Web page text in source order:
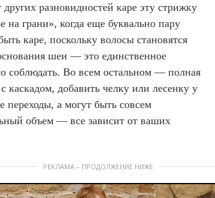
разновидностей каре эту стрижку
на грани», когда еще буквально пару
каре, поскольку волосы становятся
шеи — это единственное
соблюдать. Во всем остальном — полная
каскадом, добавить челку или лесенку у
переходы, а могут быть совсем
объем — все зависит от ваших
РЕКЛАМА – ПРОДОЛЖЕНИЕ НИЖЕ